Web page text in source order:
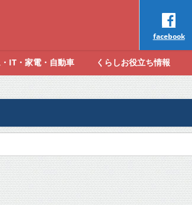
facebook
IT・家電・自動車 くらしお役立ち情報